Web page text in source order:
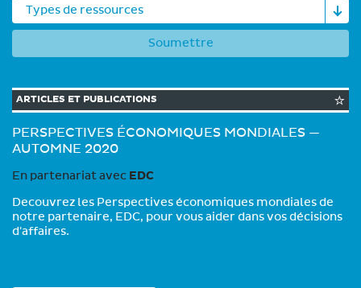
Types de ressources
Soumettre
ARTICLES ET PUBLICATIONS
PERSPECTIVES ÉCONOMIQUES MONDIALES —
AUTOMNE 2020
En partenariat avec EDC
Decouvrez les Perspectives économiques mondiales de
notre partenaire, EDC, pour vous aider dans vos décisions
d'affaires.